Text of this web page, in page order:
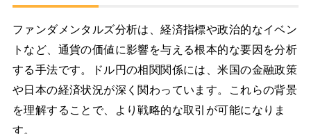
ファンダメンタルズ分析は、経済指標や政治的なイベン
トなど、通貨の価値に影響を与える根本的な要因を分析
する手法です。ドル円の相関関係には、米国の金融政策
や日本の経済状況が深く関わっています。これらの背景
を理解することで、より戦略的な取引が可能になりま
す。